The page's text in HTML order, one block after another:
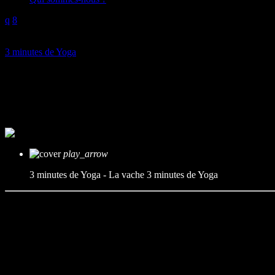
3 minutes de Yoga
play_arrow
3 minutes de Yoga - La vache 3 minutes de Yoga